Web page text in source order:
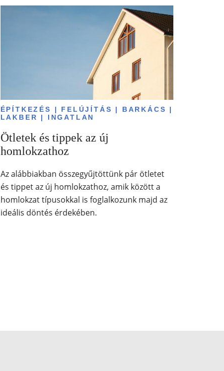
ÉPÍTKEZÉS | FELÚJÍTÁS | BARKÁCS |
LAKBER | INGATLAN
Ötletek és tippek az új
homlokzathoz
Az alábbiakban összegyűjtöttünk pár ötletet
és tippet az új homlokzathoz, amik között a
homlokzat típusokkal is foglalkozunk majd az
ideális döntés érdekében.